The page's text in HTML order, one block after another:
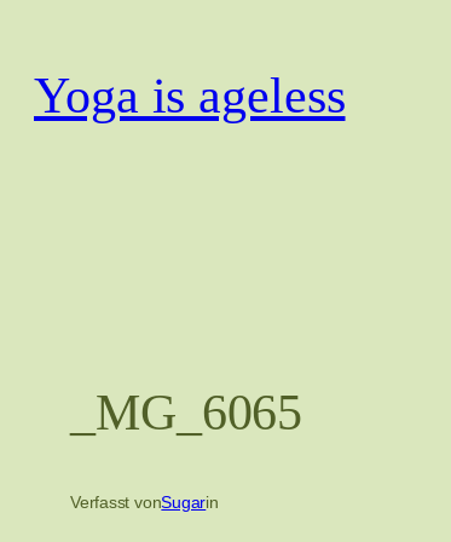
springen
Yoga is ageless
_MG_6065
Verfasst vonSugarin